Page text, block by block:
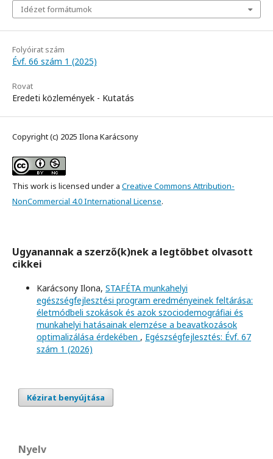
Idézet formátumok
Folyóirat szám
Évf. 66 szám 1 (2025)
Rovat
Eredeti közlemények - Kutatás
Copyright (c) 2025 Ilona Karácsony
This work is licensed under a Creative Commons Attribution-
NonCommercial 4.0 International License.
Ugyanannak a szerző(k)nek a legtöbbet olvasott
cikkei
Karácsony Ilona, STAFÉTA munkahelyi
egészségfejlesztési program eredményeinek feltárása:
életmódbeli szokások és azok szociodemográfiai és
munkahelyi hatásainak elemzése a beavatkozások
optimalizálása érdekében , Egészségfejlesztés: Évf. 67
szám 1 (2026)
Kézirat benyújtása
Nyelv